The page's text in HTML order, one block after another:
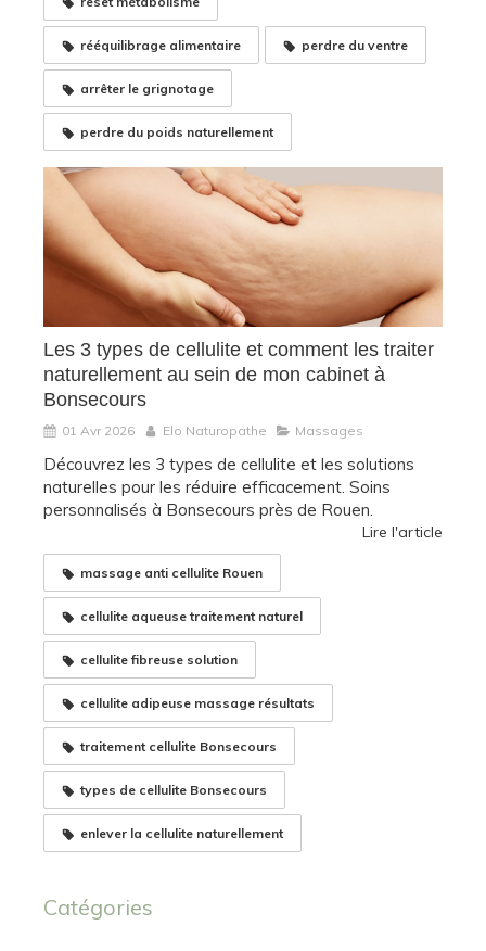
rééquilibrage alimentaire perdre du ventre
arrêter le grignotage
perdre du poids naturellement
Les 3 types de cellulite et comment les traiter
naturellement au sein de mon cabinet à
Bonsecours
01 Avr 2026 Elo Naturopathe Massages
Découvrez les 3 types de cellulite et les solutions
naturelles pour les réduire efficacement. Soins
personnalisés à Bonsecours près de Rouen.
Lire l'article
massage anti cellulite Rouen
cellulite aqueuse traitement naturel
cellulite fibreuse solution
cellulite adipeuse massage résultats
traitement cellulite Bonsecours
types de cellulite Bonsecours
enlever la cellulite naturellement
Catégories